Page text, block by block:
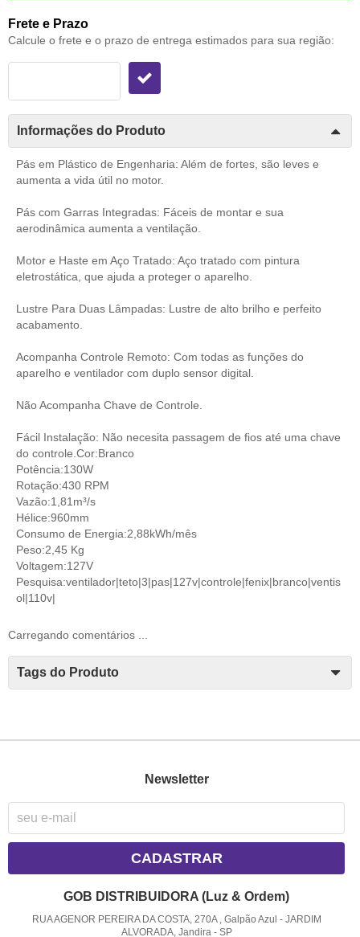
Frete e Prazo
Calcule o frete e o prazo de entrega estimados para sua região:
Informações do Produto
Pás em Plástico de Engenharia: Além de fortes, são leves e
aumenta a vida útil no motor.
Pás com Garras Integradas: Fáceis de montar e sua
aerodinâmica aumenta a ventilação.
Motor e Haste em Aço Tratado: Aço tratado com pintura
eletrostática, que ajuda a proteger o aparelho.
Lustre Para Duas Lâmpadas: Lustre de alto brilho e perfeito
acabamento.
Acompanha Controle Remoto: Com todas as funções do
aparelho e ventilador com duplo sensor digital.
Não Acompanha Chave de Controle.
Fácil Instalação: Não necesita passagem de fios até uma chave
do controle.Cor:Branco
Potência:130W
Rotação:430 RPM
Vazão:1,81m³/s
Hélice:960mm
Consumo de Energia:2,88kWh/mês
Peso:2,45 Kg
Voltagem:127V
Pesquisa:ventilador|teto|3|pas|127v|controle|fenix|branco|ventis
ol|110v|
Carregando comentários ...
Tags do Produto
Newsletter
CADASTRAR
GOB DISTRIBUIDORA (Luz & Ordem)
RUA AGENOR PEREIRA DA COSTA, 270A , Galpão Azul - JARDIM
ALVORADA, Jandira- SP